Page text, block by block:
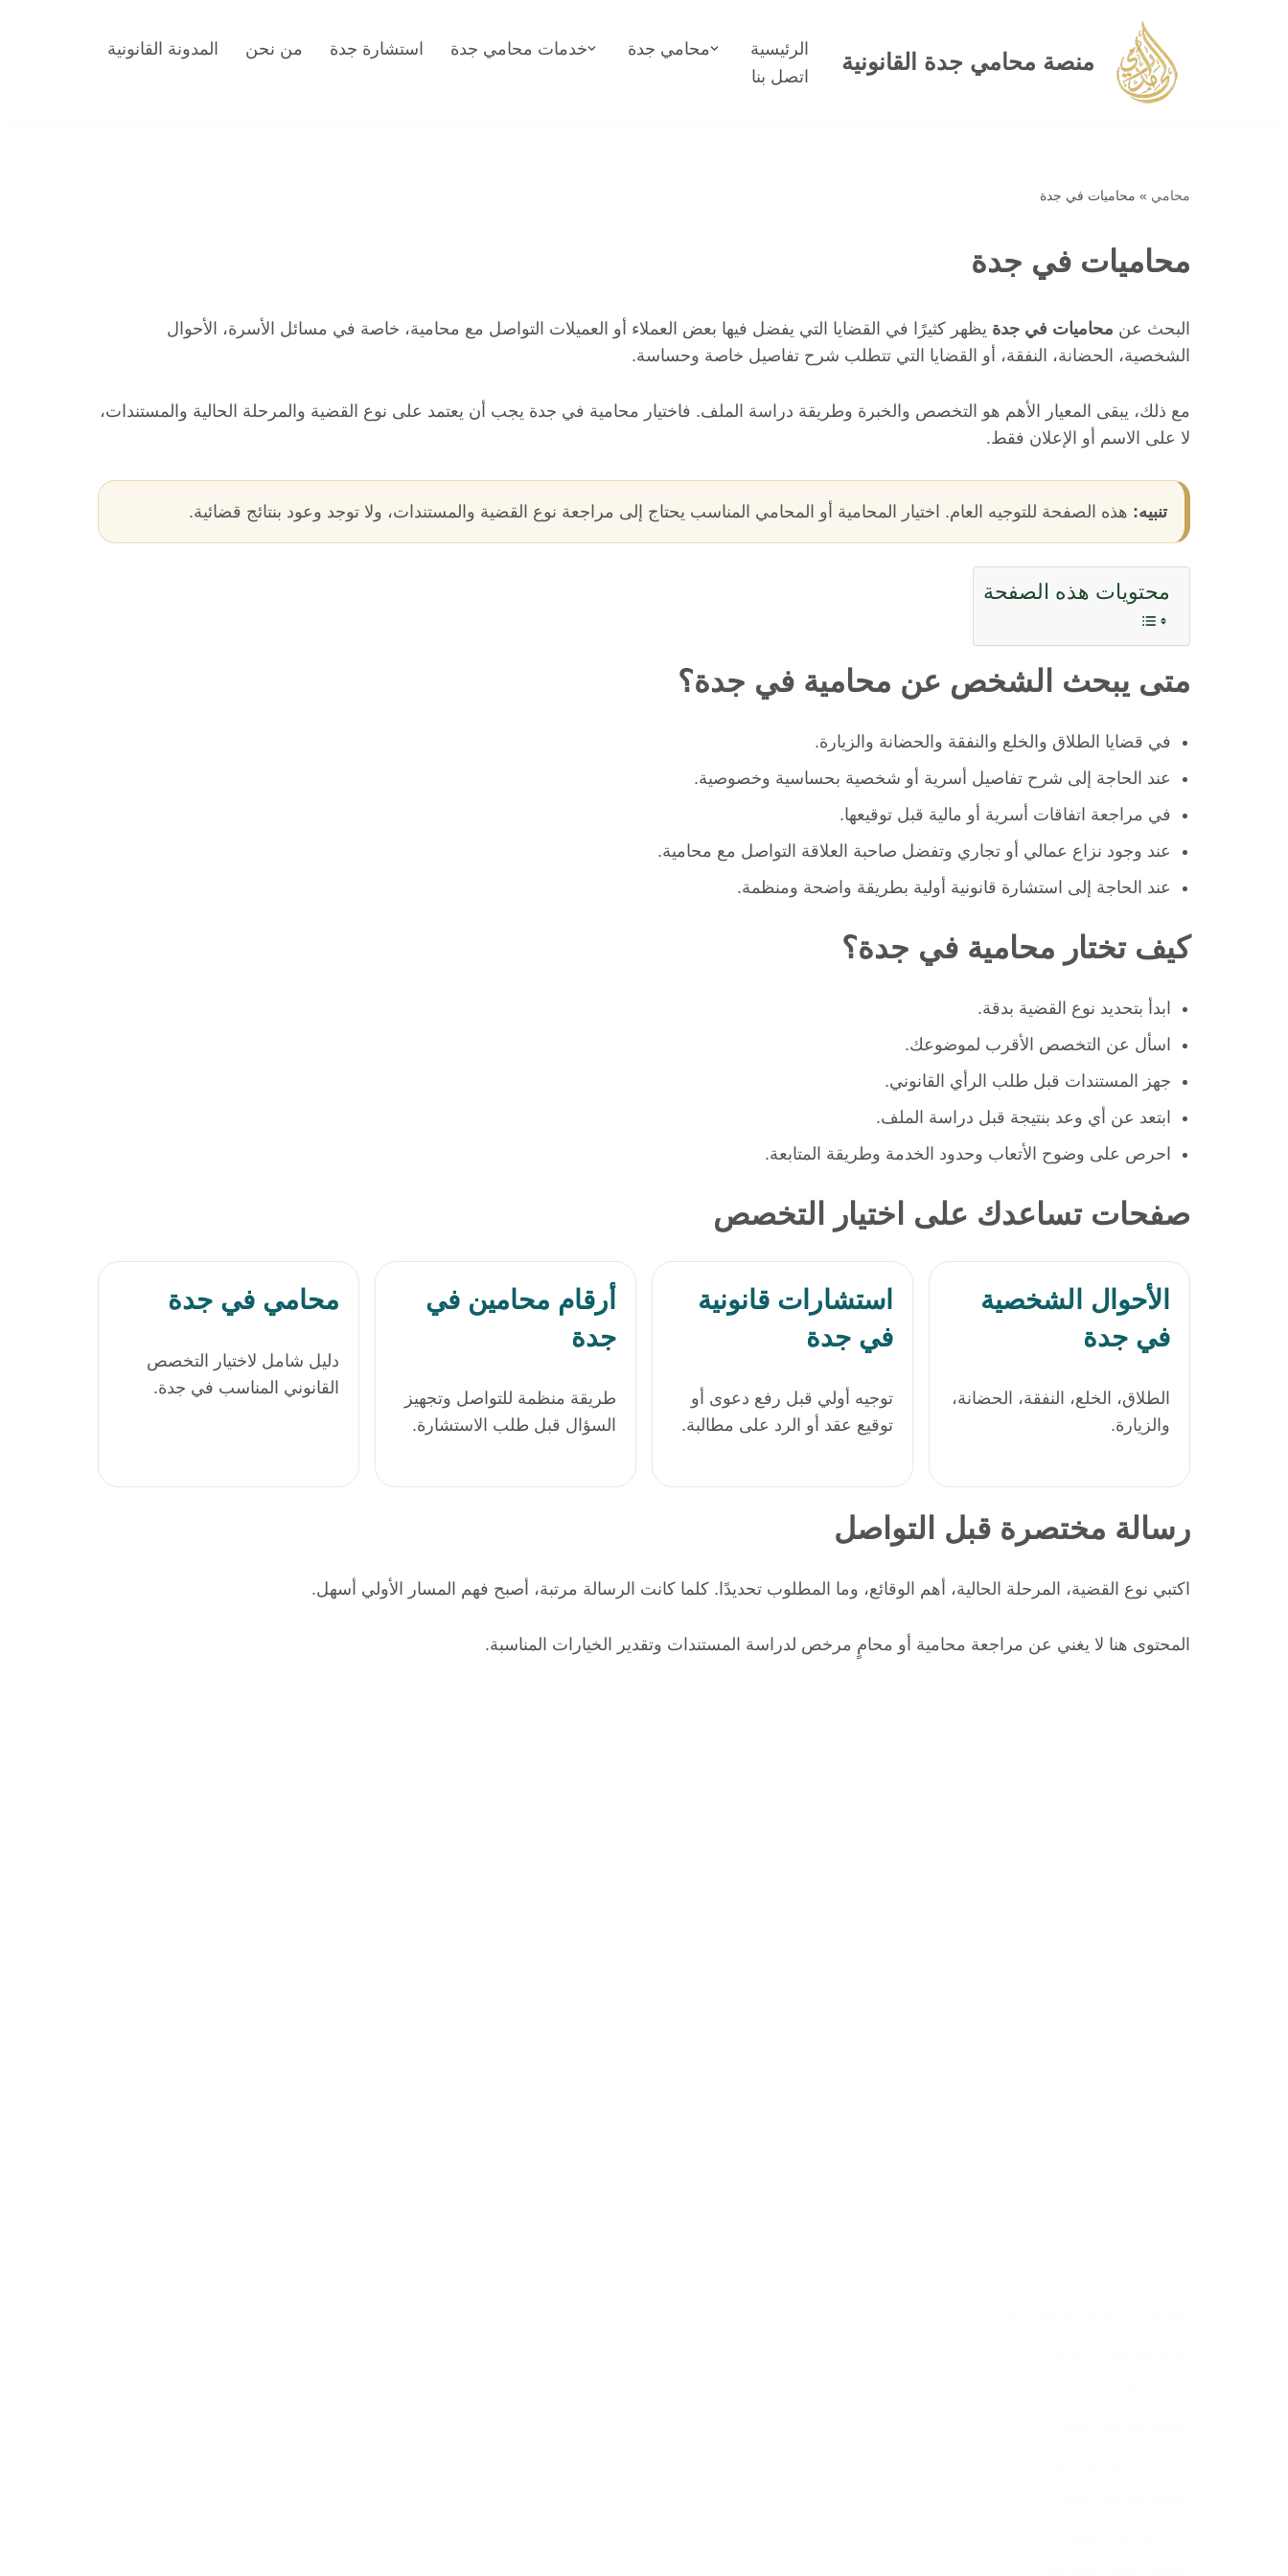
منصة محامي جدة القانونية الرئيسية محامي جدة خدمات محامي جدة استشارة جدة من نحن
المدونة القانونية
اتصل بنا
محامي » محاميات في جدة
محاميات في جدة
البحث عن محاميات في جدة يظهر كثيرًا في القضايا التي يفضل فيها بعض العملاء أو العميلات التواصل مع محامية، خاصة في مسائل الأسرة، الأحوال
الشخصية، الحضانة، النفقة، أو القضايا التي تتطلب شرح تفاصيل خاصة وحساسة.
مع ذلك، يبقى المعيار الأهم هو التخصص والخبرة وطريقة دراسة الملف. فاختيار محامية في جدة يجب أن يعتمد على نوع القضية والمرحلة الحالية والمستندات،
لا على الاسم أو الإعلان فقط.
تنبيه: هذه الصفحة للتوجيه العام. اختيار المحامية أو المحامي المناسب يحتاج إلى مراجعة نوع القضية والمستندات، ولا توجد وعود بنتائج قضائية.
محتويات هذه الصفحة
متى يبحث الشخص عن محامية في جدة؟
في قضايا الطلاق والخلع والنفقة والحضانة والزيارة.
عند الحاجة إلى شرح تفاصيل أسرية أو شخصية بحساسية وخصوصية.
في مراجعة اتفاقات أسرية أو مالية قبل توقيعها.
عند وجود نزاع عمالي أو تجاري وتفضل صاحبة العلاقة التواصل مع محامية.
عند الحاجة إلى استشارة قانونية أولية بطريقة واضحة ومنظمة.
كيف تختار محامية في جدة؟
ابدأ بتحديد نوع القضية بدقة.
اسأل عن التخصص الأقرب لموضوعك.
جهز المستندات قبل طلب الرأي القانوني.
ابتعد عن أي وعد بنتيجة قبل دراسة الملف.
احرص على وضوح الأتعاب وحدود الخدمة وطريقة المتابعة.
صفحات تساعدك على اختيار التخصص
الأحوال الشخصية
في جدة
الطلاق، الخلع، النفقة، الحضانة،
والزيارة.
استشارات قانونية
في جدة
توجيه أولي قبل رفع دعوى أو
توقيع عقد أو الرد على مطالبة.
أرقام محامين في
جدة
طريقة منظمة للتواصل وتجهيز
السؤال قبل طلب الاستشارة.
محامي في جدة
دليل شامل لاختيار التخصص
القانوني المناسب في جدة.
رسالة مختصرة قبل التواصل
اكتبي نوع القضية، المرحلة الحالية، أهم الوقائع، وما المطلوب تحديدًا. كلما كانت الرسالة مرتبة، أصبح فهم المسار الأولي أسهل.
المحتوى هنا لا يغني عن مراجعة محامية أو محامٍ مرخص لدراسة المستندات وتقدير الخيارات المناسبة.